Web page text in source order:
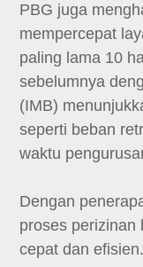
PBG juga
mempercepat
paling lama 10
sebelumnya
(IMB)
seperti beban
waktu
Dengan
proses perizinan
cepat dan